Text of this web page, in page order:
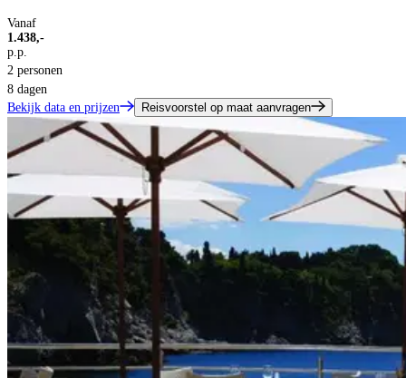
Vanaf
1.438,-
p.p.
2 personen
8 dagen
Bekijk data en prijzen
Reisvoorstel op maat aanvragen